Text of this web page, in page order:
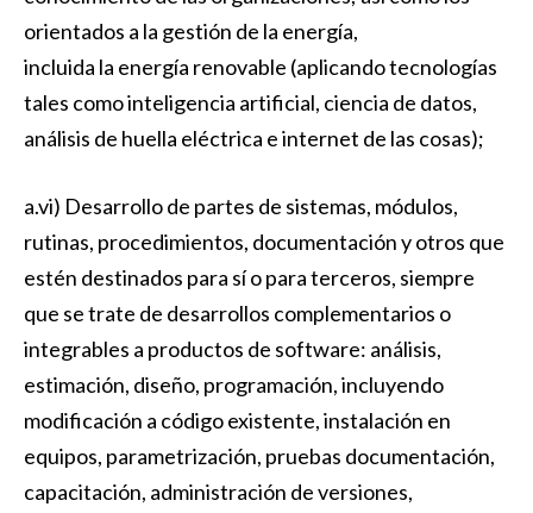
orientados a la gestión de la energía,
incluida la energía renovable (aplicando tecnologías
tales como inteligencia artificial, ciencia de datos,
análisis de huella eléctrica e internet de las cosas);
a.vi) Desarrollo de partes de sistemas, módulos,
rutinas, procedimientos, documentación y otros que
estén destinados para sí o para terceros, siempre
que se trate de desarrollos complementarios o
integrables a productos de software: análisis,
estimación, diseño, programación, incluyendo
modificación a código existente, instalación en
equipos, parametrización, pruebas documentación,
capacitación, administración de versiones,